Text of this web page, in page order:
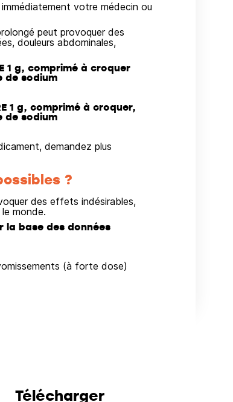
votre médecin ou
peut provoquer des
douleurs abdominales,
1 g, comprimé à croquer
de sodium
1 g, comprimé à croquer,
de sodium
demandez plus
?
des effets indésirables,
monde.
la base des données
(à forte dose)
Télécharger